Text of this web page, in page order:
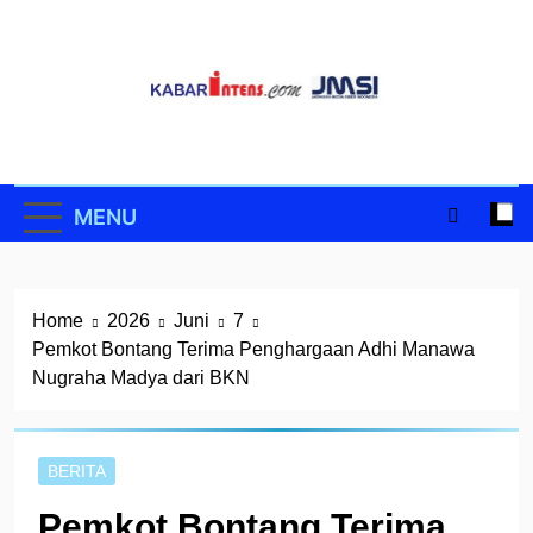
MENU
Home 2026 Juni
7
Pemkot Bontang Terima Penghargaan Adhi Manawa
Nugraha Madya dari BKN
BERITA